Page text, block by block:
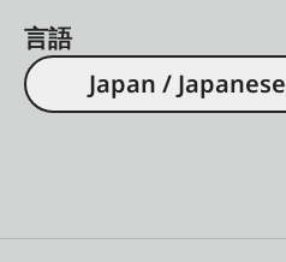
言語
Japan / Japanese